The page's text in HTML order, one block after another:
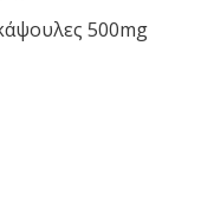
500mg